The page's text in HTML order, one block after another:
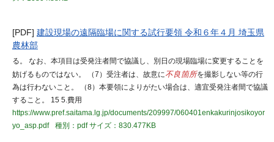
[PDF] 建設現場の遠隔臨場に関する試行要領 令和６年４月 埼玉県
農林部
る。 なお、本項目は受発注者間で協議し、別日の現場臨場に変更することを
妨げるものではない。 （7）受注者は、故意に不良箇所を撮影しない等の行
為は行わないこと。 （8）本要領によりがたい場合は、適宜受発注者間で協議
すること。 15 5.費用
https://www.pref.saitama.lg.jp/documents/209997/060401enkakurinjosikoyor
yo_asp.pdf
種別：pdfサイズ：830.477KB